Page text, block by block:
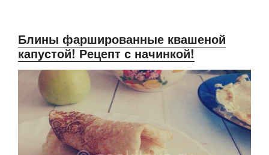
Блины фаршированные квашеной
капустой! Рецепт с начинкой!